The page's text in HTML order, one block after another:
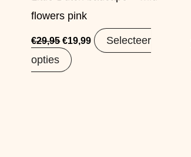
flowers pink
€29,95 €19,99
Selecteer
opties